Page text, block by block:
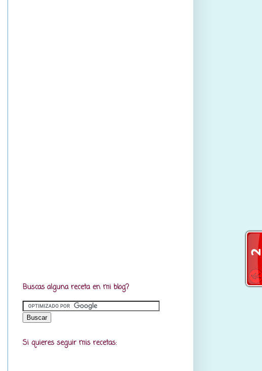
Buscas alguna receta en mi blog?
Si quieres seguir mis recetas: